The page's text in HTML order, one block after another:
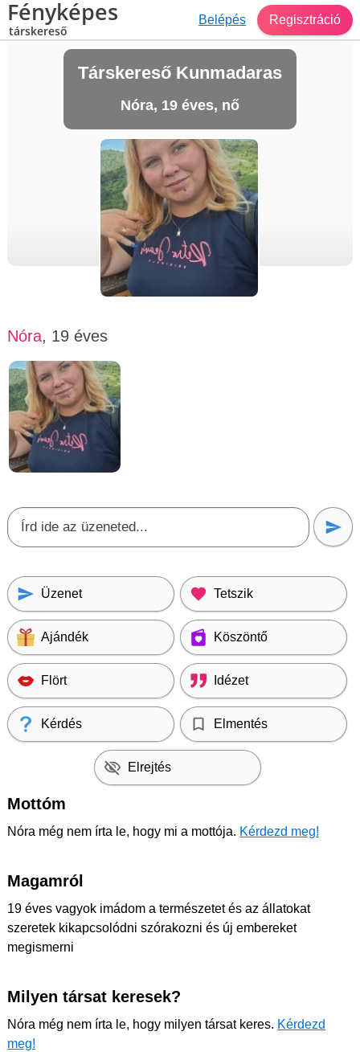
Fényképes
társkereső
Belépés Regisztráció
Társkereső Kunmadaras
Nóra, 19 éves, nő
Nóra, 19 éves
Üzenet Tetszik
Ajándék Köszöntő
Flört Idézet
Kérdés Elmentés
Elrejtés
Mottóm
Nóra még nem írta le, hogy mi a mottója. Kérdezd meg!
Magamról
19 éves vagyok imádom a természetet és az állatokat
szeretek kikapcsolódni szórakozni és új embereket
megismerni
Milyen társat keresek?
Nóra még nem írta le, hogy milyen társat keres. Kérdezd
meg!